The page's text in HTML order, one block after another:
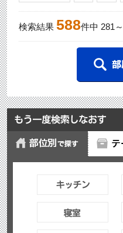
検索結果 588件中 281 ～